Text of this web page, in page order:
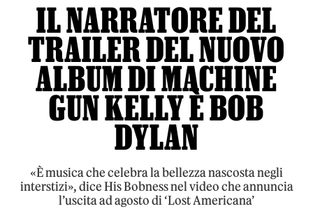
IL NARRATORE DEL
TRAILER DEL NUOVO
ALBUM DI MACHINE
GUN KELLY È BOB
DYLAN
«È musica che celebra la bellezza nascosta negli
interstizi», dice His Bobness nel video che annuncia
l’uscita ad agosto di ‘Lost Americana’